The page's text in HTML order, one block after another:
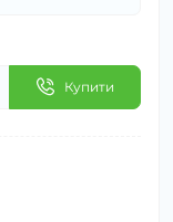
Купити